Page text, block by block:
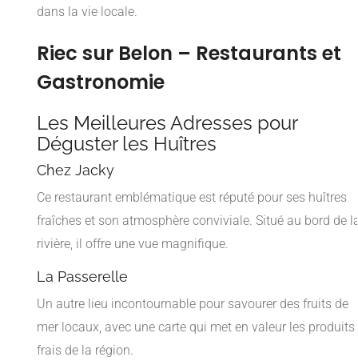
dans la vie locale.
Riec sur Belon – Restaurants et
Gastronomie
Les Meilleures Adresses pour
Déguster les Huîtres
Chez Jacky
Ce restaurant emblématique est réputé pour ses huîtres
fraîches et son atmosphère conviviale. Situé au bord de
rivière, il offre une vue magnifique.
La Passerelle
Un autre lieu incontournable pour savourer des fruits de
mer locaux, avec une carte qui met en valeur les produits
frais de la région.